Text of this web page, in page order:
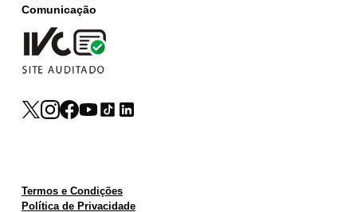
Comunicação
Termos e Condições
Política de Privacidade